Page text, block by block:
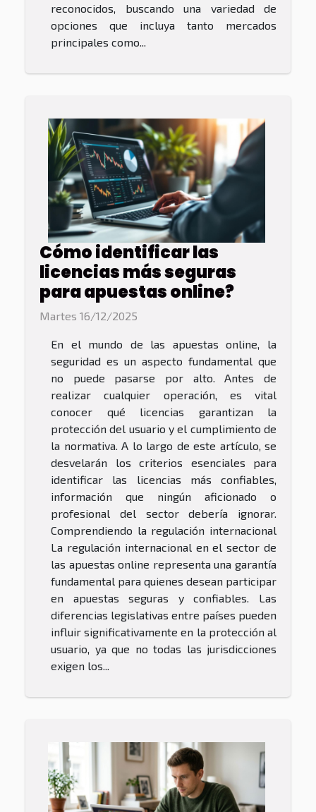
reconocidos, buscando una variedad de
opciones que incluya tanto mercados
principales como...
Cómo identificar las
licencias más seguras
para apuestas online?
Martes 16/12/2025
En el mundo de las apuestas online, la
seguridad es un aspecto fundamental que
no puede pasarse por alto. Antes de
realizar cualquier operación, es vital
conocer qué licencias garantizan la
protección del usuario y el cumplimiento de
la normativa. A lo largo de este artículo, se
desvelarán los criterios esenciales para
identificar las licencias más confiables,
información que ningún aficionado o
profesional del sector debería ignorar.
Comprendiendo la regulación internacional
La regulación internacional en el sector de
las apuestas online representa una garantía
fundamental para quienes desean participar
en apuestas seguras y confiables. Las
diferencias legislativas entre países pueden
influir significativamente en la protección al
usuario, ya que no todas las jurisdicciones
exigen los...